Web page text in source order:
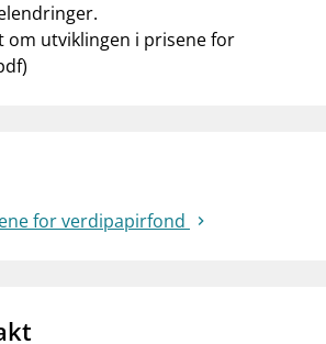
om utviklingen i prisene for
for verdipapirfond